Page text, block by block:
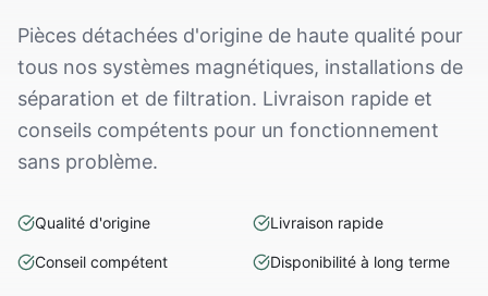
Pièces détachées d'origine de haute qualité pour
tous nos systèmes magnétiques, installations de
séparation et de filtration. Livraison rapide et
conseils compétents pour un fonctionnement
sans problème.
Qualité d'origine Livraison rapide
Conseil compétent Disponibilité à long terme